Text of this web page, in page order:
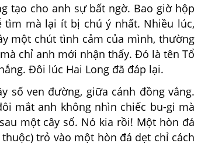
cho anh sự bất ngờ. Bao giờ hộp
mà lại ít bị chú ý nhất. Nhiều lúc,
một chút tình cảm của mình, thường
chỉ anh mới nhận thấy. Đó là tên Tổ
Đôi lúc Hai Long đã đáp lại.
ven đường, giữa cánh đồng vắng.
mắt anh không nhìn chiếc bu-gi mà
một cây số. Nó kia rồi! Một hòn đá
trỏ vào một hòn đá dẹt chỉ cách